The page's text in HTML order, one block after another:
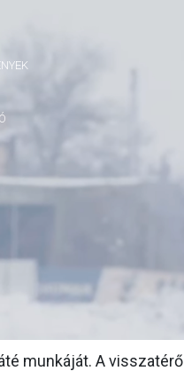
munkáját. A visszatérő